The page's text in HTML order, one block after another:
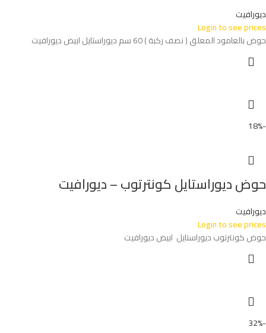
ديورافيت
Login to see prices
حوض بالعامود المعلق ( نصف ركبة ) 60 سم ديوراستايل ابيض ديورافيت
-18%
حوض ديوراستايل كونترتوب – ديورافيت
ديورافيت
Login to see prices
حوض كونترتوب ديوراستايل ابيض ديورافيت
-32%